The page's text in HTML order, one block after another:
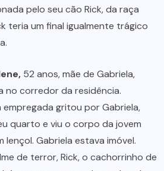
pelo seu cão Rick, da raça
teria um final igualmente trágico
52 anos, mãe de Gabriela,
no corredor da residência.
empregada gritou por Gabriela,
quarto e viu o corpo da jovem
lençol. Gabriela estava imóvel.
de terror, Rick, o cachorrinho de